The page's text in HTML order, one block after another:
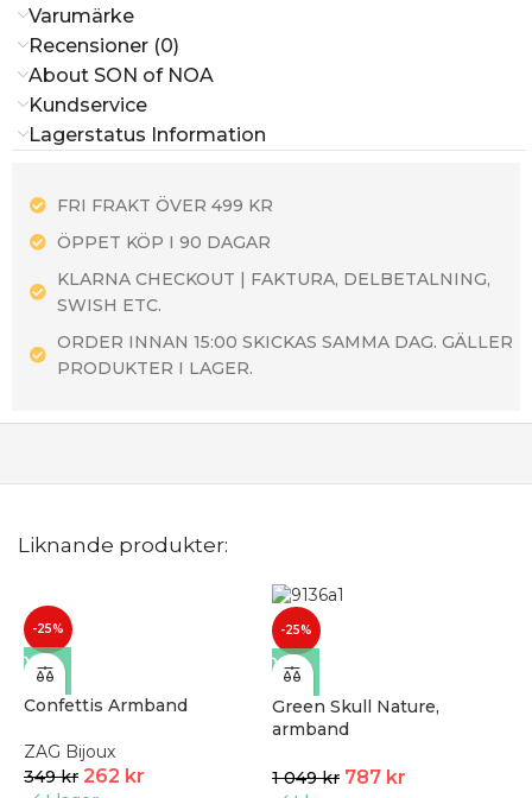
Varumärke
Recensioner (0)
About SON of NOA
Kundservice
Lagerstatus Information
FRI FRAKT ÖVER 499 KR
ÖPPET KÖP I 90 DAGAR
KLARNA CHECKOUT | FAKTURA, DELBETALNING,
SWISH ETC.
ORDER INNAN 15:00 SKICKAS SAMMA DAG. GÄLLER
PRODUKTER I LAGER.
Liknande produkter:
-25%
Confettis Armband
ZAG Bijoux
349kr 262 kr
-25%
Green Skull Nature,
armband
1 049kr 787 kr